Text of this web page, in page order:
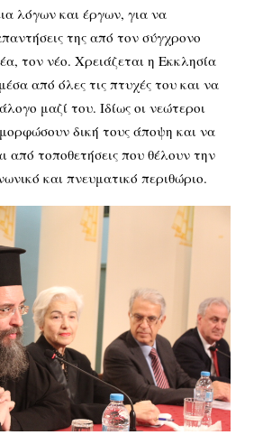
λόγων και έργων, για να
της από τον σύγχρονο
τον νέο. Χρειάζεται η Εκκλησία
από όλες τις πτυχές του και να
μαζί του. Ιδίως οι νεώτεροι
δική τους άποψη και να
από τοποθετήσεις που θέλουν την
και πνευματικό περιθώριο.